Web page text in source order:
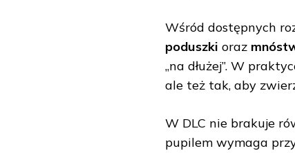
Wśród dostępnych
poduszki oraz
„na dłużej”. W
ale też tak, aby
W DLC nie brakuje
pupilem wymaga